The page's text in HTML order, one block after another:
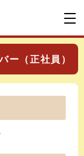
ー（正社員）